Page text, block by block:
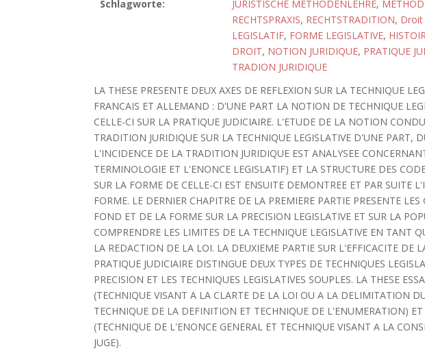
Schlagworte:
JURISTISCHE METHODENLEHRE,
RECHTSPRAXIS, RECHTSTRADITION, Droit
LEGISLATIF, FORME LEGISLATIVE,
DROIT, NOTION JURIDIQUE, PRATIQUE
TRADION JURIDIQUE
LA THESE PRESENTE DEUX AXES DE REFLEXION SUR LA TECHNIQUE
FRANCAIS ET ALLEMAND : D'UNE PART LA NOTION DE TECHNIQUE
CELLE-CI SUR LA PRATIQUE JUDICIAIRE. L'ETUDE DE LA NOTION
TRADITION JURIDIQUE SUR LA TECHNIQUE LEGISLATIVE D'UNE PART,
L'INCIDENCE DE LA TRADITION JURIDIQUE EST ANALYSEE
TERMINOLOGIE ET L'ENONCE LEGISLATIF) ET LA STRUCTURE DES
SUR LA FORME DE CELLE-CI EST ENSUITE DEMONTREE ET PAR SUITE
FORME. LE DERNIER CHAPITRE DE LA PREMIERE PARTIE PRESENTE
FOND ET DE LA FORME SUR LA PRECISION LEGISLATIVE ET SUR LA
COMPRENDRE LES LIMITES DE LA TECHNIQUE LEGISLATIVE EN TANT
LA REDACTION DE LA LOI. LA DEUXIEME PARTIE SUR L'EFFICACITE DE
PRATIQUE JUDICIAIRE DISTINGUE DEUX TYPES DE TECHNIQUES
PRECISION ET LES TECHNIQUES LEGISLATIVES SOUPLES. LA THESE
(TECHNIQUE VISANT A LA CLARTE DE LA LOI OU A LA DELIMITATION
TECHNIQUE DE LA DEFINITION ET TECHNIQUE DE L'ENUMERATION) ET
(TECHNIQUE DE L'ENONCE GENERAL ET TECHNIQUE VISANT A LA
JUGE).